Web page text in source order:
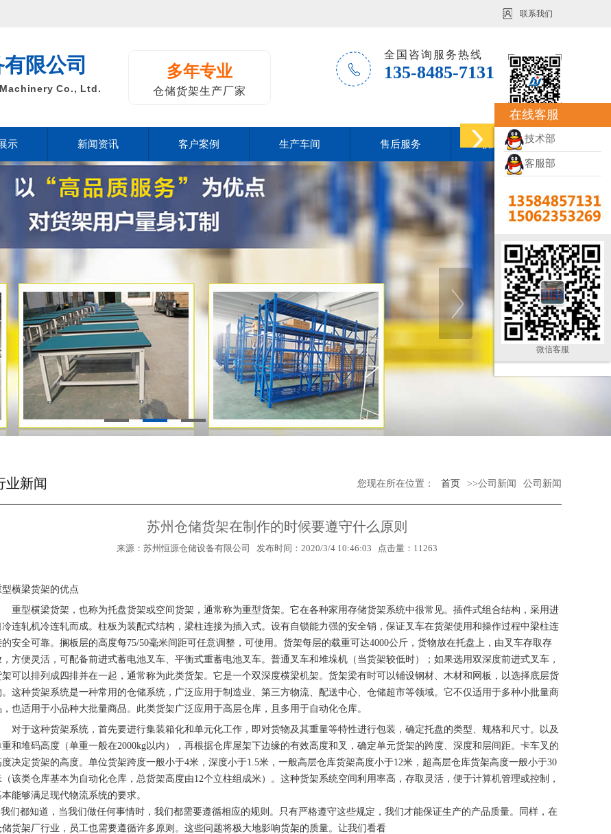
联系我们
限公司
Co., Ltd.
多年专业
仓储货架生产厂家
全国咨询服务热线
135-8485-7131
示 新闻资讯 客户案例 生产车间 售后服务 联系方式
您现在所在位置： 首页 >>公司新闻 公司新闻
业新闻
苏州仓储货架在制作的时候要遵守什么原则
来源：苏州恒源仓储设备有限公司 发布时间：2020/3/4 10:46:03 点击量：11263
型横梁货架的优点
型横梁货架，也称为托盘货架或空间货架，通常称为重型货架。它在各种家用存储货架系统中很常见。插件式组合结构，采用进
冷连轧机冷连轧而成。柱板为装配式结构，梁柱连接为插入式。设有自锁能力强的安全销，保证叉车在货架使用和操作过程中梁柱连
的安全可靠。搁板层的高度每75/50毫米间距可任意调整，可使用。货架每层的载重可达4000公斤，货物放在托盘上，由叉车存取存
，方便灵活，可配备前进式蓄电池叉车、平衡式重蓄电池叉车。普通叉车和堆垛机（当货架较低时）；如果选用双深度前进式叉车，
架可以排列成四排并在一起，通常称为此类货架。它是一个双深度横梁机架。货架梁有时可以铺设钢材、木材和网板，以选择底层货
。这种货架系统是一种常用的仓储系统，广泛应用于制造业、第三方物流、配送中心、仓储超市等领域。它不仅适用于多种小批量商
，也适用于小品种大批量商品。此类货架广泛应用于高层仓库，且多用于自动化仓库。
于这种货架系统，首先要进行集装箱化和单元化工作，即对货物及其重量等特性进行包装，确定托盘的类型、规格和尺寸。以及
重和堆码高度（单重一般在2000kg以内），再根据仓库屋架下边缘的有效高度和叉，确定单元货架的跨度、深度和层间距。卡车叉的
度决定货架的高度。单位货架跨度一般小于4米，深度小于1.5米，一般高层仓库货架高度小于12米，超高层仓库货架高度一般小于30
（该类仓库基本为自动化仓库，总货架高度由12个立柱组成米）。这种货架系统空间利用率高，存取灵活，便于计算机管理或控制，
本能够满足现代物流系统的要求。
们都知道，当我们做任何事情时，我们都需要遵循相应的规则。只有严格遵守这些规定，我们才能保证生产的产品质量。同样，在
储货架厂行业，员工也需要遵循许多原则。这些问题将极大地影响货架的质量。让我们看看
在线客服
技术部
客服部
微信客服